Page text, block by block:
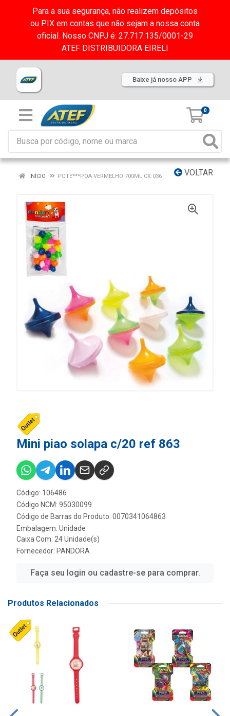
Para a sua segurança, não realizem depósitos
ou PIX em contas que não sejam a nossa conta
oficial. Nosso CNPJ é: 27.717.135/0001-29
ATEF DISTRIBUIDORA EIRELI
Baixe já nosso APP
0
VOLTAR
INÍCIO POTE***POA VERMELHO 700ML CX:036
Mini piao solapa c/20 ref 863
Código: 106486
Código NCM: 95030099
Código de Barras do Produto: 0070341064863
Embalagem: Unidade
Caixa Com: 24 Unidade(s)
Fornecedor: PANDORA
Faça seu login ou cadastre-se para comprar.
Produtos Relacionados